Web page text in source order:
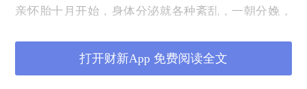
亲怀胎十月开始，身体分泌就各种紊乱，一朝分娩，
维护在一个“无菌”的环境中，隔离掉钱财、罪恶、性
打开财新App 免费阅读全文